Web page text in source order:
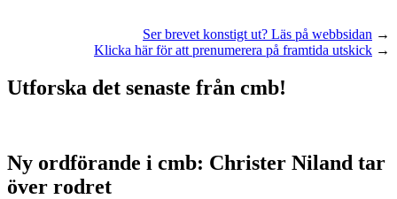
Ser brevet konstigt ut? Läs på webbsidan →
Klicka här för att prenumerera på framtida utskick →
Utforska det senaste från cmb!
Ny ordförande i cmb: Christer Niland tar
över rodret